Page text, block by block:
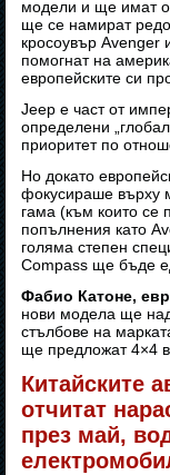
модели и ще имат
ще се намират
кросоувър Avenger
помогнат на
европейските си
Jeep е част от
определени
приоритет по
Но докато
фокусираше върху
гама (към които се
попълнения като
голяма степен
Compass ще бъде
Фабио Катоне,
нови модела ще
стълбове на
ще предложат 4×4
Китайските
отчитат
през май,